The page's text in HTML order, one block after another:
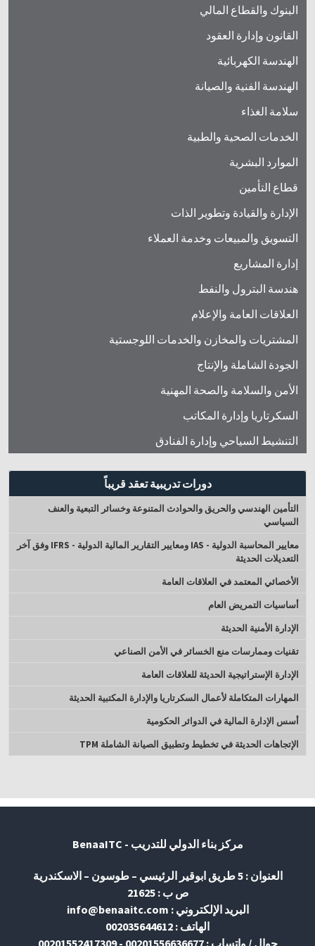
البنوك والقطاع المالي
القانون وإدارة العقود
الهندسة الكهربائية
الهندسة الفنية والصيانة
سلامة الغذاء
الخدمات الصحية والطبية
الموارد البشرية
قطاع التأمين
الإدارة والقيادة وتطوير الذات
التسويق والمبيعات وخدمة العملاء
إدارة المشاريع
هندسة البترول والنفط
العلاقات العامة والإعلام
المشتريات والمخازن والخدمات اللوجستية
الجودة الشاملة والإنتاج
الأمن والسلامة والصحة المهنية
السكرتاريا وإدارة المكاتب
التنشيط السياحي وإدارة الفنادق
دورات تدريبية تعقد قريباً
التأمين الهندسي والحريق والحوادث المتنوعة وخسائر التبعية والعنف
السياسي
معايير المحاسبة الدولية - IAS ومعايير التقارير المالية الدولية - IFRS وفق آخر
التعديلات الحديثة
الأخصائي المعتمد في العلاقات العامة
أساسيات التمريض العام
الإدارة الأمنية الحديثة
تقنيات وممارسات منع الخسائر في الأمن الصناعي
الإدارة الإستراتيجية الحديثة للعلاقات العامة
المهارات المتكاملة لأعمال السكرتاريا والإدارة المكتبية الحديثة
أسس الإدارة المالية في الدوائر الحكومية
الإتجاهات الحديثة في تخطيط وتطبيق الصيانة الشاملة TPM
مركز بناء الدولي للتدريب - BenaaITC
العنوان : 5 طريق ابوقير الرئيسي – طوسون – الاسكندرية
ص ب : 21625
البريد الإلكتروني : info@benaaitc.com
الهاتف : 002035644612